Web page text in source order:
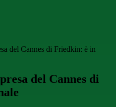
del Cannes di Friedkin: è in
del Cannes di